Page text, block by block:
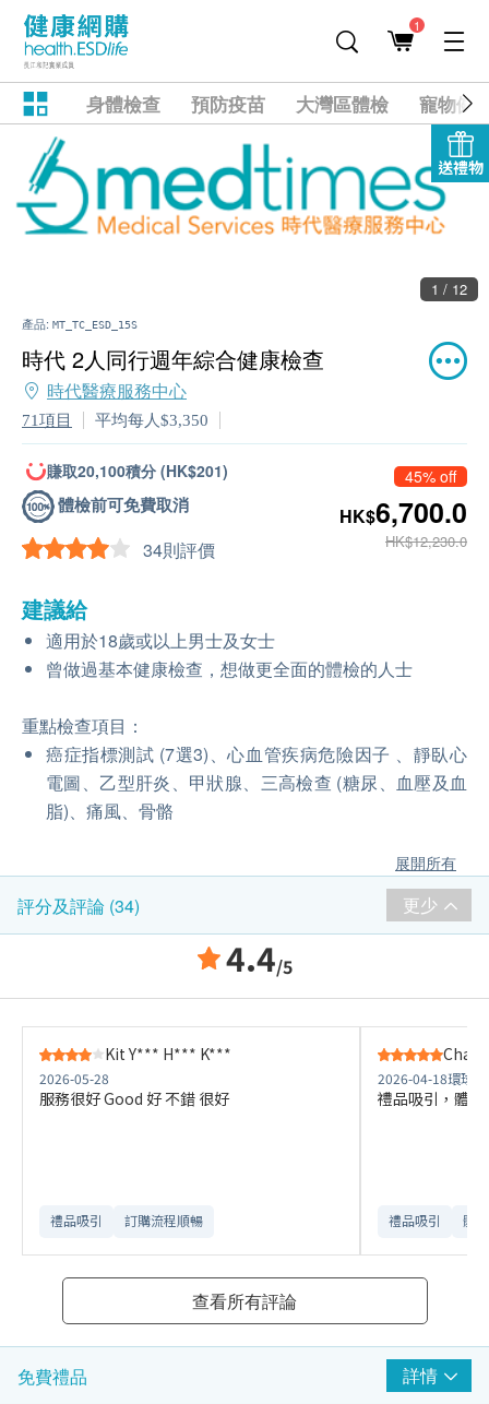
1
身體檢查 預防疫苗 大灣區體檢 寵物健
送禮物
1 / 12
產品: MT_TC_ESD_15S
時代 2人同行週年綜合健康檢查
時代醫療服務中心
71項目 平均每人$3,350
賺取20,100積分 (HK$201)
體檢前可免費取消
34則評價
45% off
HK$6,700.0
HK$12,230.0
建議給
適用於18歲或以上男士及女士
曾做過基本健康檢查，想做更全面的體檢的人士
重點檢查項目：
癌症指標測試 (7選3)、心血管疾病危險因子 、靜臥心
電圖、乙型肝炎、甲狀腺、三高檢查 (糖尿、血壓及血
脂)、痛風、骨骼
展開所有
評分及評論 (34) 更少
4.4/5
Kit Y*** H*** K***
2026-05-28
服務很好 Good 好 不錯 很好
禮品吸引 訂購流程順暢
Chau
2026-04-18環球
禮品吸引，體
禮品吸引 體
查看所有評論
免費禮品 詳情